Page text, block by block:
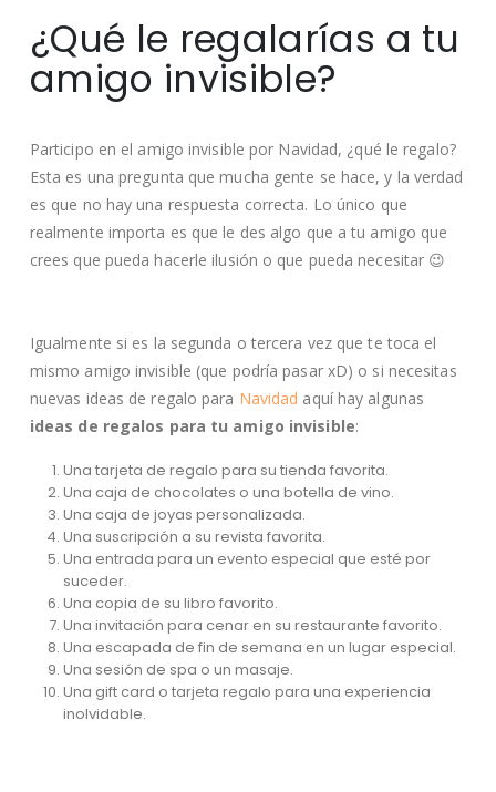
¿Qué le regalarías a tu
amigo invisible?
Participo en el amigo invisible por Navidad, ¿qué le regalo?
Esta es una pregunta que mucha gente se hace, y la verdad
es que no hay una respuesta correcta. Lo único que
realmente importa es que le des algo que a tu amigo que
crees que pueda hacerle ilusión o que pueda necesitar 😉
Igualmente si es la segunda o tercera vez que te toca el
mismo amigo invisible (que podría pasar xD) o si necesitas
nuevas ideas de regalo para Navidad aquí hay algunas
ideas de regalos para tu amigo invisible:
Una tarjeta de regalo para su tienda favorita.
Una caja de chocolates o una botella de vino.
Una caja de joyas personalizada.
Una suscripción a su revista favorita.
Una entrada para un evento especial que esté por
suceder.
Una copia de su libro favorito.
Una invitación para cenar en su restaurante favorito.
Una escapada de fin de semana en un lugar especial.
Una sesión de spa o un masaje.
Una gift card o tarjeta regalo para una experiencia
inolvidable.